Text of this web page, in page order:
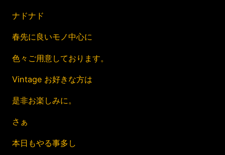
ナドナド
春先に良いモノ中心に
色々ご用意しております。
Vintage お好きな方は
是非お楽しみに。
さぁ
本日もやる事多し